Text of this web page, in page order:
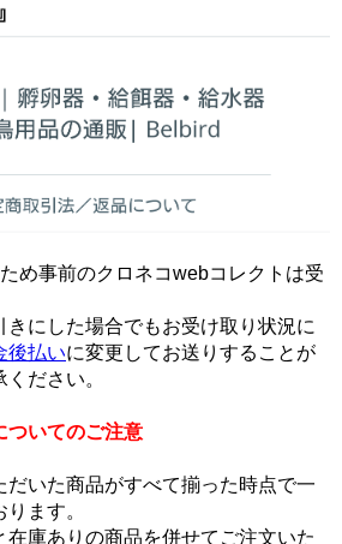
め事前のクロネコwebコレクトは受
きにした場合でもお受け取り状況に
後払いに変更してお送りすることが
ださい。
ついてのご注意
だいた商品がすべて揃った時点で一
ます。
在庫ありの商品を併せてご注文いた